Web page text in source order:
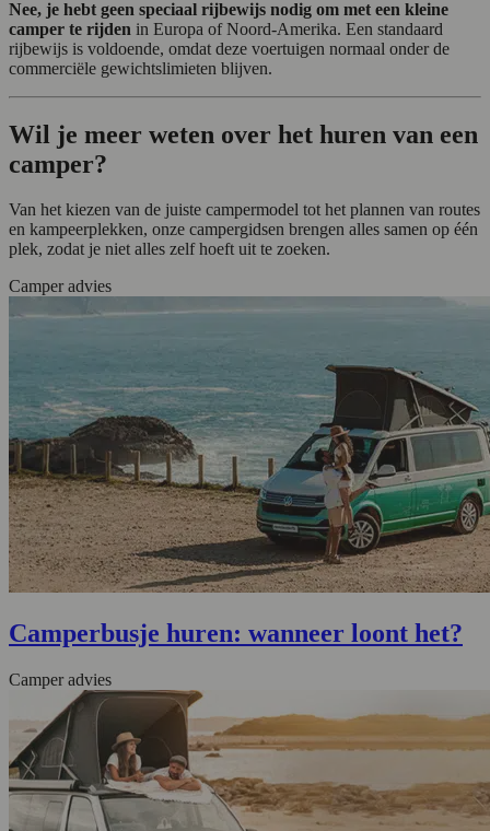
Nee, je hebt geen speciaal rijbewijs nodig om met een kleine
camper te rijden in Europa of Noord-Amerika. Een standaard
rijbewijs is voldoende, omdat deze voertuigen normaal onder de
commerciële gewichtslimieten blijven.
Wil je meer weten over het huren van een
camper?
Van het kiezen van de juiste campermodel tot het plannen van routes
en kampeerplekken, onze campergidsen brengen alles samen op één
plek, zodat je niet alles zelf hoeft uit te zoeken.
Camper advies
Camperbusje huren: wanneer loont het?
Camper advies